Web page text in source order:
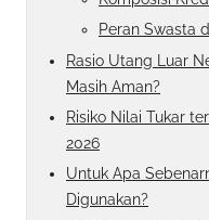
Peran Swasta
Rasio Utang Luar
Masih Aman?
Risiko Nilai Tukar
2026
Untuk Apa
Digunakan?